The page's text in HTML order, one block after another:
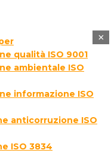
qualità ISO 9001
ambientale ISO
informazione ISO
anticorruzione ISO
ISO 3834
×